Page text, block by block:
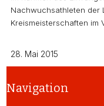
Nachwuchsathleten der
Kreismeisterschaften im
28. Mai 2015
Navigation